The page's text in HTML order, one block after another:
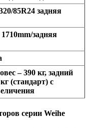
85R24 задняя
задняя
– 390 кг, задний
(стандарт) с
серии Weihe